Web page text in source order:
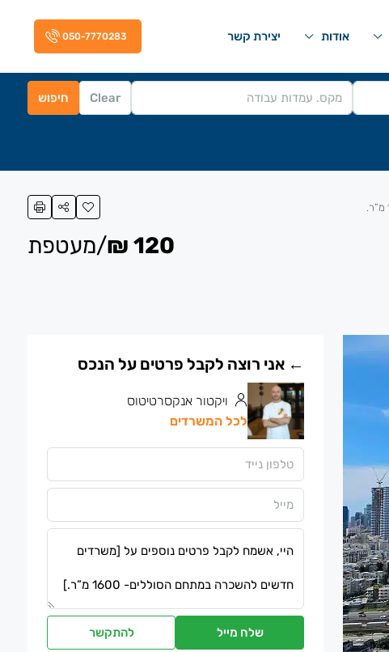
אודות יצירת קשר 050-7770283
Clear חיפוש
120 ₪ /מעטפת
ויקטור אנקסרטיטוס
לכל המשרדים
שלח מייל להתקשר